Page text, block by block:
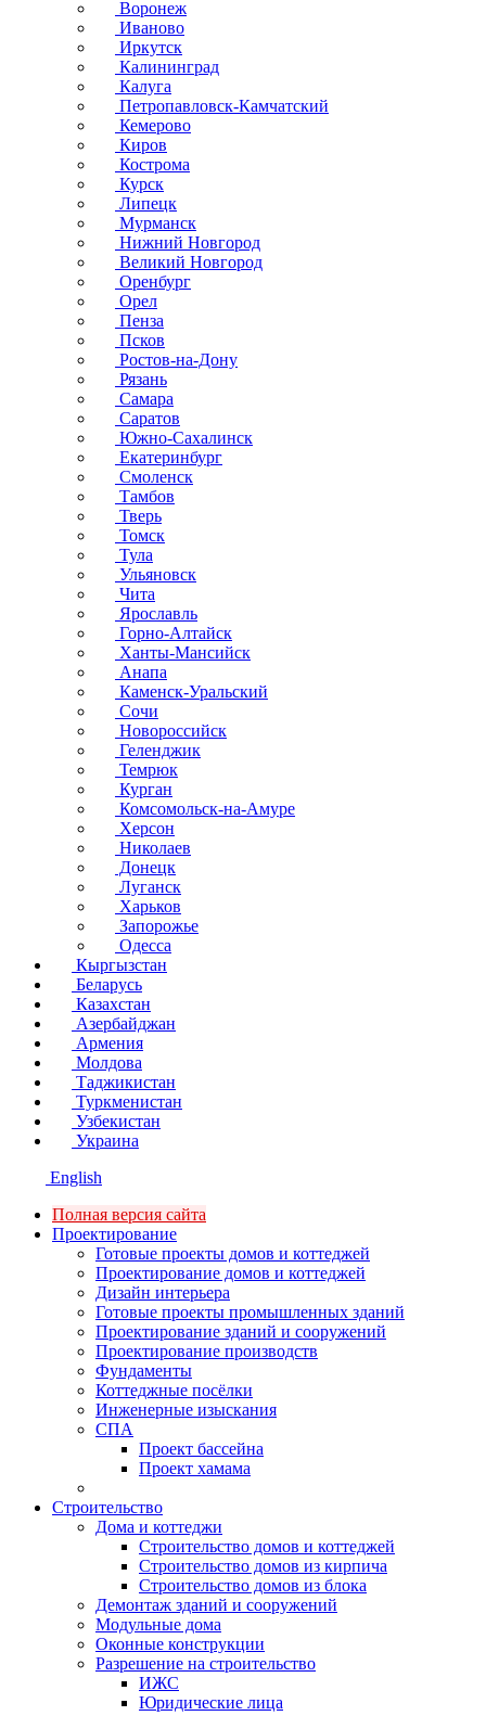
Воронеж
Иваново
Иркутск
Калининград
Калуга
Петропавловск-Камчатский
Кемерово
Киров
Кострома
Курск
Липецк
Мурманск
Нижний Новгород
Великий Новгород
Оренбург
Орел
Пенза
Псков
Ростов-на-Дону
Рязань
Самара
Саратов
Южно-Сахалинск
Екатеринбург
Смоленск
Тамбов
Тверь
Томск
Тула
Ульяновск
Чита
Ярославль
Горно-Алтайск
Ханты-Мансийск
Анапа
Каменск-Уральский
Сочи
Новороссийск
Геленджик
Темрюк
Курган
Комсомольск-на-Амуре
Херсон
Николаев
Донецк
Луганск
Харьков
Запорожье
Одесса
Кыргызстан
Беларусь
Казахстан
Азербайджан
Армения
Молдова
Таджикистан
Туркменистан
Узбекистан
Украина
English
Полная версия сайта
Проектирование
Готовые проекты домов и коттеджей
Проектирование домов и коттеджей
Дизайн интерьера
Готовые проекты промышленных зданий
Проектирование зданий и сооружений
Проектирование производств
Фундаменты
Коттеджные посёлки
Инженерные изыскания
СПА
Проект бассейна
Проект хамама
Строительство
Дома и коттеджи
Строительство домов и коттеджей
Строительство домов из кирпича
Строительство домов из блока
Демонтаж зданий и сооружений
Модульные дома
Оконные конструкции
Разрешение на строительство
ИЖС
Юридические лица